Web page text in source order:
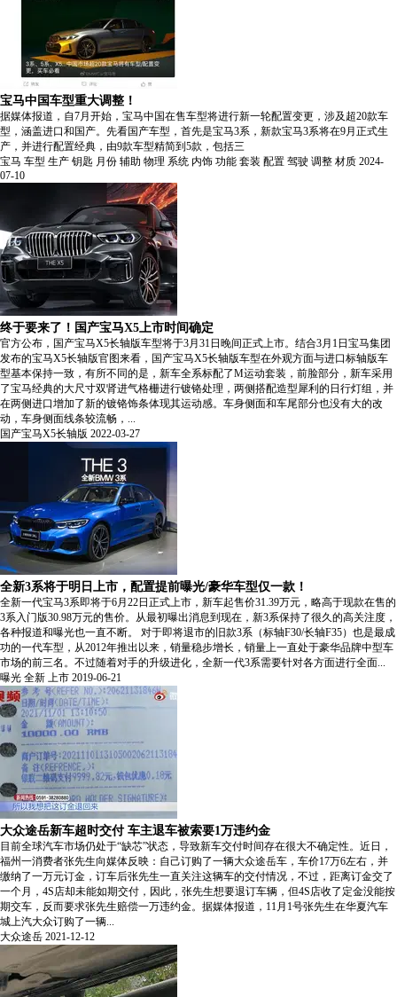
宝马中国车型重大调整！
据媒体报道，自7月开始，宝马中国在售车型将进行新一轮配置变更，涉及超20款车
型，涵盖进口和国产。先看国产车型，首先是宝马3系，新款宝马3系将在9月正式生
产，并进行配置经典，由9款车型精简到5款，包括三
宝马 车型 生产 钥匙 月份 辅助 物理 系统 内饰 功能 套装 配置 驾驶 调整 材质 2024-
07-10
终于要来了！​国产宝马X5上市时间确定
官方公布，国产宝马X5长轴版车型将于3月31日晚间正式上市。结合3月1日宝马集团
发布的宝马X5长轴版官图来看，国产宝马X5长轴版车型在外观方面与进口标轴版车
型基本保持一致，有所不同的是，新车全系标配了M运动套装，前脸部分，新车采用
了宝马经典的大尺寸双肾进气格栅进行镀铬处理，两侧搭配造型犀利的日行灯组，并
在两侧进口增加了新的镀铬饰条体现其运动感。车身侧面和车尾部分也没有大的改
动，车身侧面线条较流畅，...
国产宝马X5长轴版 2022-03-27
全新3系将于明日上市，配置提前曝光/豪华车型仅一款！
全新一代宝马3系即将于6月22日正式上市，新车起售价31.39万元，略高于现款在售的
3系入门版30.98万元的售价。从最初曝出消息到现在，新3系保持了很久的高关注度，
各种报道和曝光也一直不断。 对于即将退市的旧款3系（标轴F30/长轴F35）也是最成
功的一代车型，从2012年推出以来，销量稳步增长，销量上一直处于豪华品牌中型车
市场的前三名。不过随着对手的升级进化，全新一代3系需要针对各方面进行全面...
曝光 全新 上市 2019-06-21
大众途岳新车超时交付 车主退车被索要1万违约金
目前全球汽车市场仍处于“缺芯”状态，导致新车交付时间存在很大不确定性。近日，
福州一消费者张先生向媒体反映：自己订购了一辆大众途岳车，车价17万6左右，并
缴纳了一万元订金，订车后张先生一直关注这辆车的交付情况，不过，距离订金交了
一个月，4S店却未能如期交付，因此，张先生想要退订车辆，但4S店收了定金没能按
期交车，反而要求张先生赔偿一万违约金。据媒体报道，11月1号张先生在华夏汽车
城上汽大众订购了一辆...
大众途岳 2021-12-12